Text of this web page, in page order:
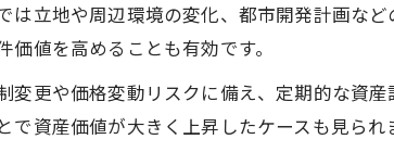
は立地や周辺環境の変化、都市開発計画な
価値を高めることも有効です。
変更や価格変動リスクに備え、定期的な資
で資産価値が大きく上昇したケースも見ら